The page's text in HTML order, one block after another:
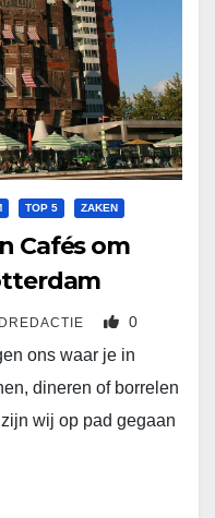
TOP 5 ZAKEN
Cafés om
0
ons waar je in
dineren of borrelen
wij op pad gegaan